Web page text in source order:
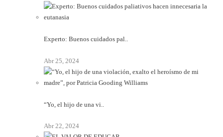
Experto: Buenos cuidados pal..
Abr 25, 2024
“Yo, el hijo de una vi..
Abr 22, 2024